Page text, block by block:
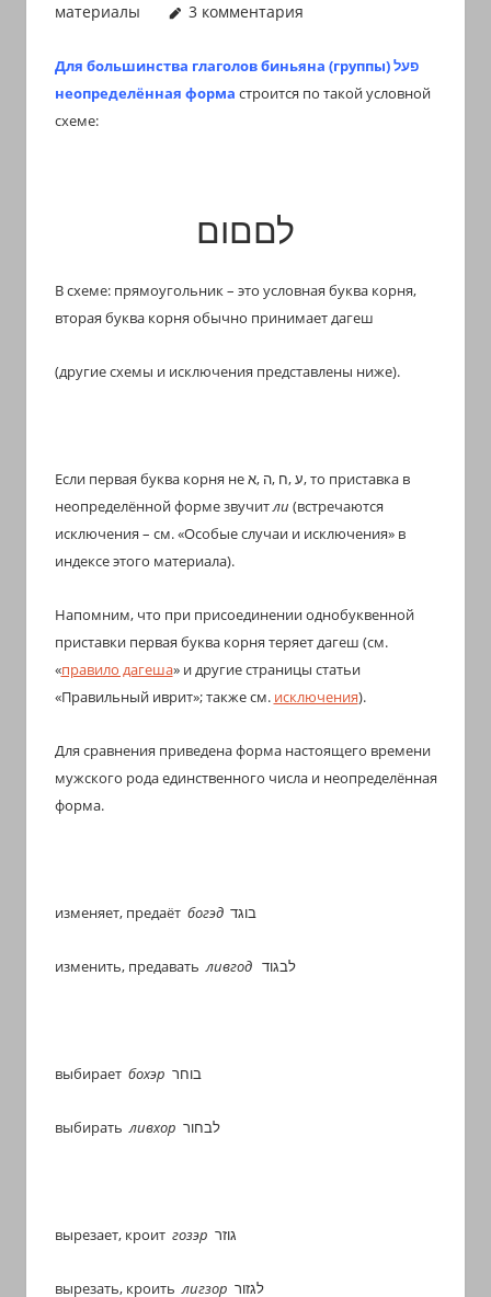
иврите
арамейском.
Поговорки
иврите
новости
переводом
иврит
материалы
3 комментария
Для большинства глаголов биньяна (группы) פעל
неопределённая форма строится по такой условной
схеме:
לםםום
В схеме: прямоугольник – это условная буква корня,
вторая буква корня обычно принимает дагеш
(другие схемы и исключения представлены ниже).
Если первая буква корня неע ,ח ,ה ,א, то приставка в
неопределённой форме звучитли (встречаются
исключения – см. «Особые случаи и исключения» в
индексе этого материала).
Напомним, что при присоединении однобуквенной
приставки первая буква корня теряет дагеш (см.
«правило дагеша» и другие страницы статьи
«Правильный иврит»; также см. исключения).
Для сравнения приведена форма настоящего времени
мужского рода единственного числа и неопределённая
форма.
изменяет, предаёт богэд בוגד
изменить, предаватьливгод לבגוד
выбирает бохэр בוחר
выбиратьливхор לבחור
вырезает, кроит гозэр גוזר
вырезать, кроитьлигзор לגזור